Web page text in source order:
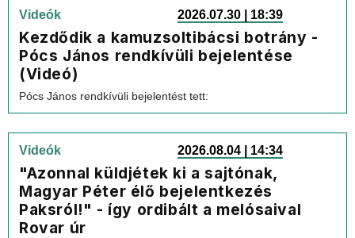
Videók 2026.07.30 | 18:39
Kezdődik a kamuzsoltibácsi botrány -
Pócs János rendkívüli bejelentése
(Videó)
Pócs János rendkívüli bejelentést tett:
Videók 2026.08.04 | 14:34
"Azonnal küldjétek ki a sajtónak,
Magyar Péter élő bejelentkezés
Paksról!" - így ordibált a melósaival
Rovar úr